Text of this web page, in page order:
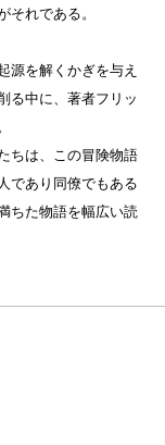
それである。
源を解くかぎを与え
る中に、著者フリッ
ちは、この冒険物語
であり同僚でもある
ちた物語を幅広い読